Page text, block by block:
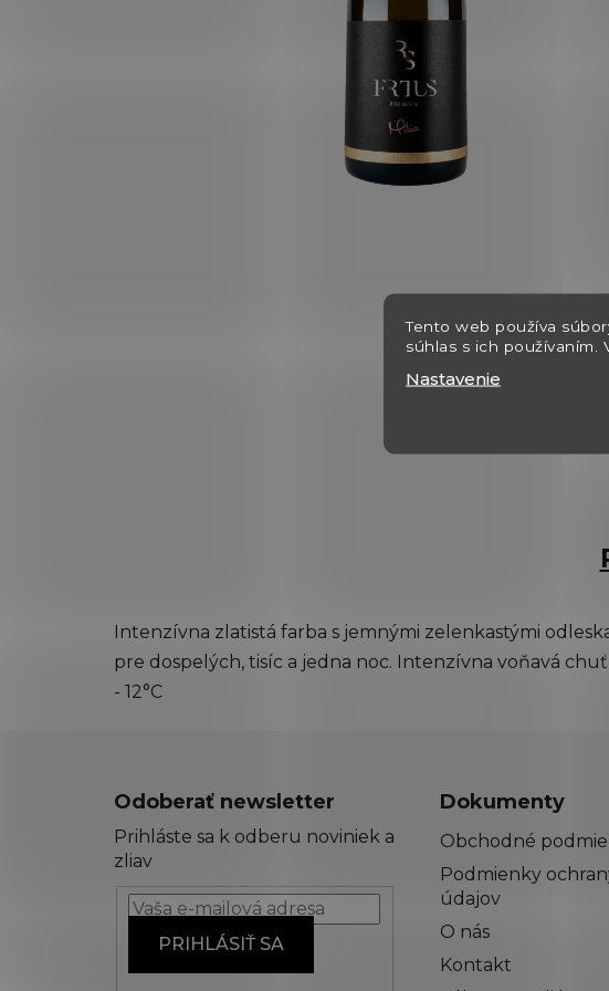
Tento web používa
súhlas s ich používaním.
Nastavenie
Intenzívna zlatistá farba s jemnými zelenkastými
pre dospelých, tisíc a jedna noc. Intenzívna voňavá
- 12°C
Odoberať newsletter
Prihláste sa k odberu noviniek a
zliav
PRIHLÁSIŤ SA
Dokumenty
Obchodné
Podmienky
údajov
O nás
Kontakt